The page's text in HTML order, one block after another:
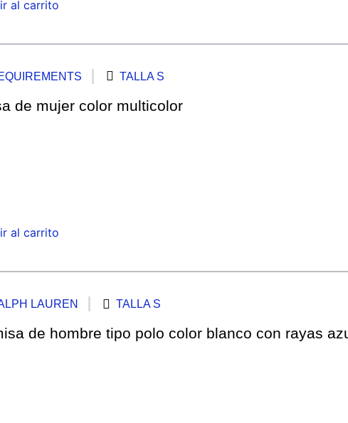
al carrito
TALLA S
de mujer color multicolor
al carrito
LAUREN TALLA S
de hombre tipo polo color blanco con rayas